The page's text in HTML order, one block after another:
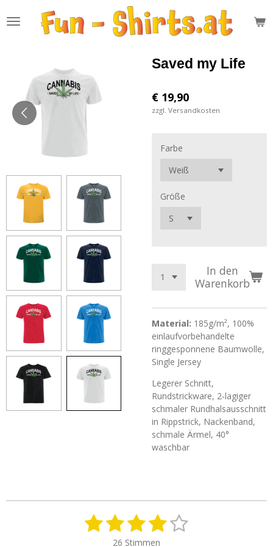
Hauptinhalt
Saved my Life
€ 19,90
zzgl. Versandkosten
Farbe
Größe
In den
Warenkorb
Material: 185g/m², 100%
einlaufvorbehandelte
ringgesponnene Baumwolle,
Single Jersey
Legerer Schnitt,
Rundstrickware, 2-lagiger
schmaler Rundhalsausschnitt
in Rippstrick, Nackenband,
schmale Ärmel, 40°
waschbar
1 2 3 4 5
26 Stimmen